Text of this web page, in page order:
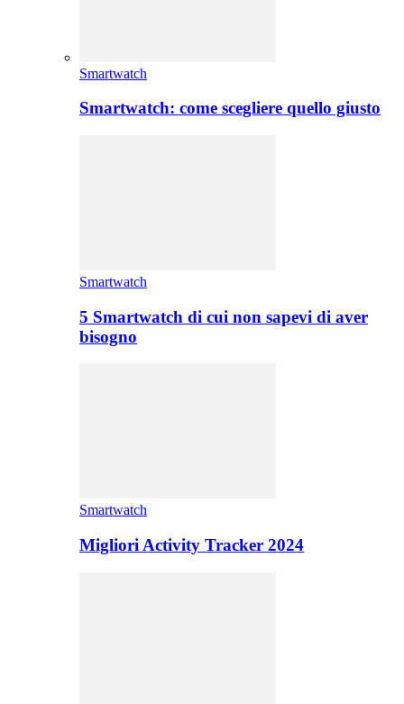
Smartwatch
Smartwatch: come scegliere quello giusto
Smartwatch
5 Smartwatch di cui non sapevi di aver
bisogno
Smartwatch
Migliori Activity Tracker 2024